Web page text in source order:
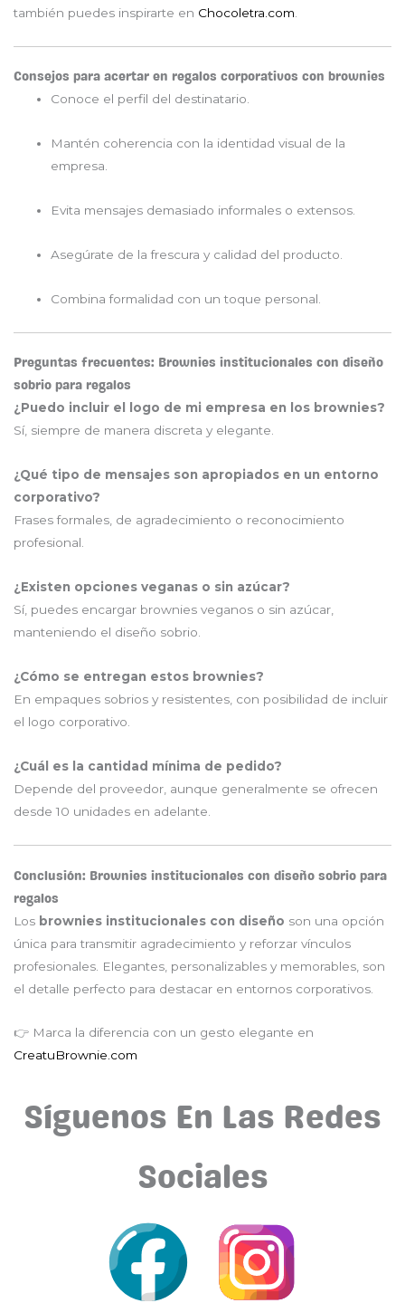
también puedes inspirarte en Chocoletra.com
Consejos para acertar en regalos corporativos con brownies
Conoce el perfil del destinatario.
Mantén coherencia con la identidad visual de la
empresa.
Evita mensajes demasiado informales o extensos.
Asegúrate de la frescura y calidad del producto.
Combina formalidad con un toque personal.
Preguntas frecuentes: Brownies institucionales con diseño
sobrio para regalos
¿Puedo incluir el logo de mi empresa en los brownies?
Sí, siempre de manera discreta y elegante.
¿Qué tipo de mensajes son apropiados en un entorno
corporativo?
Frases formales, de agradecimiento o reconocimiento
profesional.
¿Existen opciones veganas o sin azúcar?
Sí, puedes encargar brownies veganos o sin azúcar,
manteniendo el diseño sobrio.
¿Cómo se entregan estos brownies?
En empaques sobrios y resistentes, con posibilidad de incluir
el logo corporativo.
¿Cuál es la cantidad mínima de pedido?
Depende del proveedor, aunque generalmente se ofrecen
desde 10 unidades en adelante.
Conclusión: Brownies institucionales con diseño sobrio para
regalos
Los brownies institucionales con diseño son una opción
única para transmitir agradecimiento y reforzar vínculos
profesionales. Elegantes, personalizables y memorables, son
el detalle perfecto para destacar en entornos corporativos.
👉 Marca la diferencia con un gesto elegante en
CreatuBrownie.com
Síguenos En Las Redes
Sociales